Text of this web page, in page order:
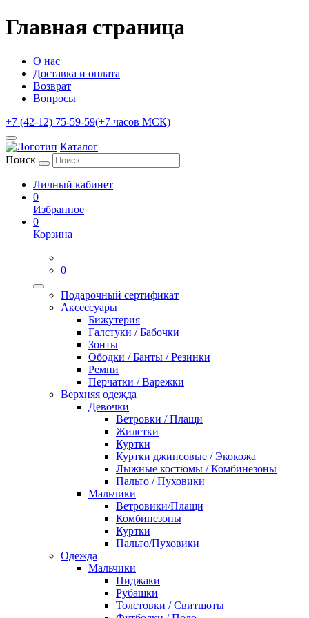
Главная страница
О нас
Доставка и оплата
Возврат
Вопросы
+7 (42-12) 75-59-59(+7 часов МСК)
Каталог
Поиск
Личный кабинет
0
Избранное
0
Корзина
0
Подарочный сертификат
Аксессуары
Бижутерия
Галстуки / Бабочки
Зонты
Ободки / Банты / Резинки
Ремни
Перчатки / Варежки
Верхняя одежда
Девочки
Ветровки / Плащи
Жилетки
Куртки
Куртки джинсовые / Экокожа
Лыжные костюмы / Комбинезоны
Пальто / Пуховики
Мальчики
Ветровики/Плащи
Комбинезоны
Куртки
Пальто/Пуховики
Одежда
Мальчики
Пиджаки
Рубашки
Толстовки / Свитшоты